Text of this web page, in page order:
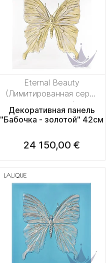
Eternal Beauty
(Лимитированная серия
на 50 пред.)
Декоративная панель
"Бабочка - золотой" 42см
24 150,00 €